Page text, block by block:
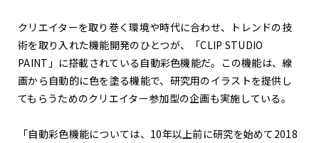
クリエイターを取り巻く環境や時代に合わせ、トレンドの技
術を取り入れた機能開発のひとつが、「CLIP STUDIO
PAINT」に搭載されている自動彩色機能だ。この機能は、線
画から自動的に色を塗る機能で、研究用のイラストを提供し
てもらうためのクリエイター参加型の企画も実施している。
「自動彩色機能については、10年以上前に研究を始めて2018